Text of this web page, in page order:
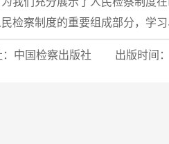
检察制度的重要组成部分，学习
：中国检察出版社 出版时间